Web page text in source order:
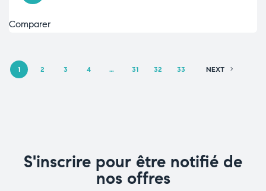
Comparer
1 2 3 4 … 31 32 33 NEXT
S'inscrire pour être notifié de
nos offres